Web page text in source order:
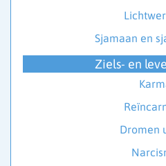
Sjamaan en
Ziels- en
Dromen